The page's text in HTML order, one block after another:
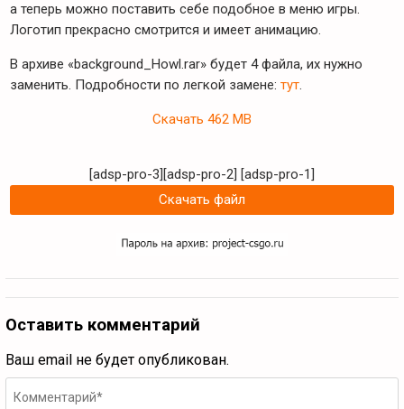
а теперь можно поставить себе подобное в меню игры.
Логотип прекрасно смотрится и имеет анимацию.
В архиве «background_Howl.rar» будет 4 файла, их нужно
заменить. Подробности по легкой замене: тут.
Скачать 462 MB
[adsp-pro-3][adsp-pro-2] [adsp-pro-1]
Скачать файл
Оставить комментарий
Ваш email не будет опубликован.